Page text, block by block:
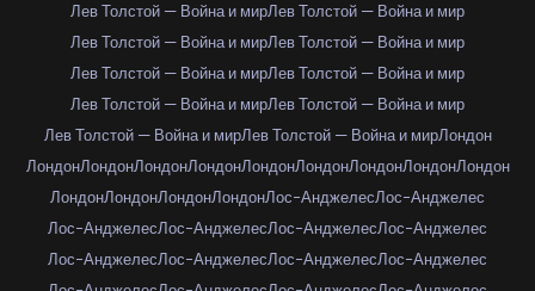
Лев Толстой — Война и мирЛев Толстой — Война и мир
Лев Толстой — Война и мирЛев Толстой — Война и мир
Лев Толстой — Война и мирЛев Толстой — Война и мир
Лев Толстой — Война и мирЛев Толстой — Война и мир
Лев Толстой — Война и мирЛев Толстой — Война и мирЛондон
ЛондонЛондонЛондонЛондонЛондонЛондонЛондонЛондонЛондон
ЛондонЛондонЛондонЛондонЛос-АнджелесЛос-Анджелес
Лос-АнджелесЛос-АнджелесЛос-АнджелесЛос-Анджелес
Лос-АнджелесЛос-АнджелесЛос-АнджелесЛос-Анджелес